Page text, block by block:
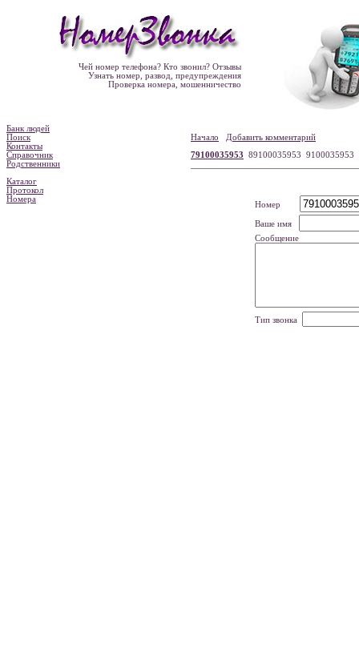
Чей номер телефона? Кто звонил? Отзывы
Узнать номер, развод, предупреждения
Проверка номера, мошенничество
Банк людей
Поиск
Контакты
Справочник
Родственники
Каталог
Протокол
Номера
Начало
Добавить комментарий
79100035953 89100035953 9100035953
Номер
Ваше имя
Сообщение
Тип звонка